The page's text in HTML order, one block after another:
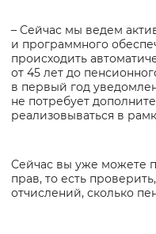
– Сейчас мы ведем
и программного
происходить
от 45 лет до
в первый год
не потребует
реализовываться в
Сейчас вы уже можете
прав, то есть
отчислений, сколько